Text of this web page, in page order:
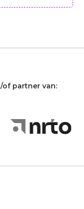
of partner van: